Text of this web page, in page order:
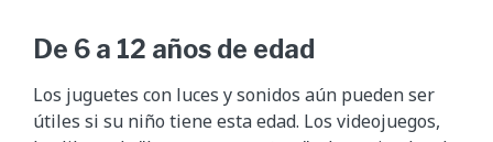
De 6 a 12 años de edad
Los juguetes con luces y sonidos aún pueden ser
útiles si su niño tiene esta edad. Los videojuegos,